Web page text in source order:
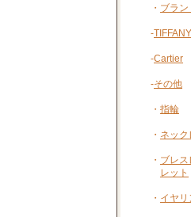
・ ブラ
-
-Cartier
-その他
・ 指輪
・ ネック
・ ブレス
レット
・ イヤ